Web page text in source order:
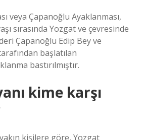
veya Çapanoğlu Ayaklanması,
sırasında Yozgat ve çevresinde
Çapanoğlu Edip Bey ve
başlatılan
bastırılmıştır.
kime karşı
kişilere göre, Yozgat